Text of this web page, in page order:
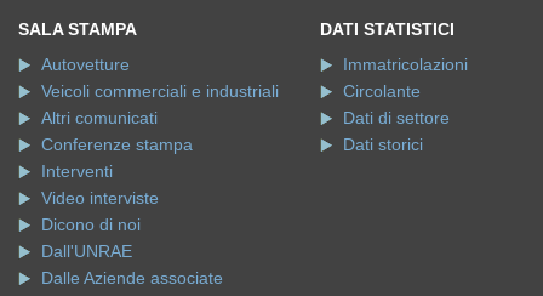
SALA STAMPA
Autovetture
Veicoli commerciali e industriali
Altri comunicati
Conferenze stampa
Interventi
Video interviste
Dicono di noi
Dall'UNRAE
Dalle Aziende associate
DATI STATISTICI
Immatricolazioni
Circolante
Dati di settore
Dati storici